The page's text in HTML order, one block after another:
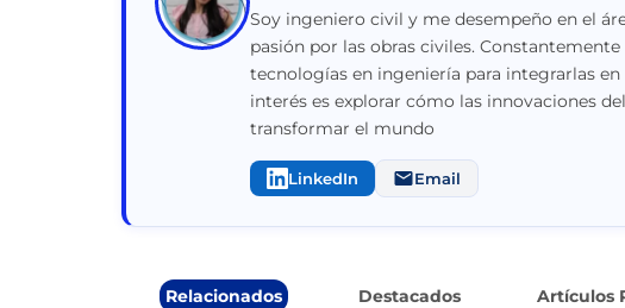
Soy ingeniero civil y me desempeño en el
pasión por las obras civiles.
tecnologías en ingeniería para integrarlas
interés es explorar cómo las innovaciones
transformar el mundo
LinkedIn Email
Relacionados Destacados Artículos